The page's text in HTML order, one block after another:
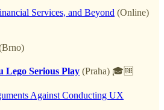
Services, and Beyond (Online)
Lego Serious Play (Praha) 🎓🆓
Against Conducting UX